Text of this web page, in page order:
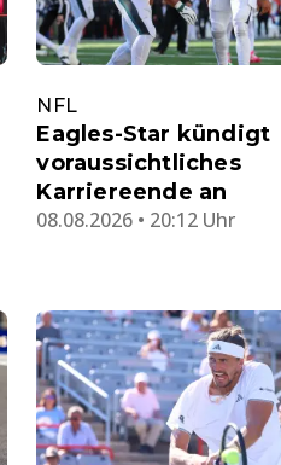
NFL
Eagles-Star kündigt
voraussichtliches
Karriereende an
08.08.2026 • 20:12 Uhr